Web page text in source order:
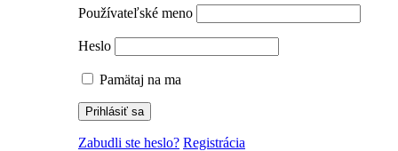
Používateľské meno
Heslo
Pamätaj na ma
Zabudli ste heslo? Registrácia